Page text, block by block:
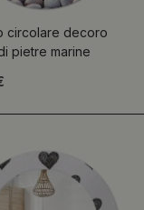
circolare decoro
pietre marine